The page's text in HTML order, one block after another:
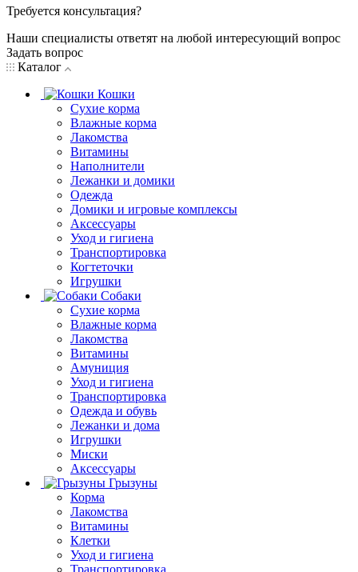
Требуется консультация?
Наши специалисты ответят на любой интересующий вопрос
Задать вопрос
Каталог
Кошки
Сухие корма
Влажные корма
Лакомства
Витамины
Наполнители
Лежанки и домики
Одежда
Домики и игровые комплексы
Аксессуары
Уход и гигиена
Транспортировка
Когтеточки
Игрушки
Собаки
Сухие корма
Влажные корма
Лакомства
Витамины
Амуниция
Уход и гигиена
Транспортировка
Одежда и обувь
Лежанки и дома
Игрушки
Миски
Аксессуары
Грызуны
Корма
Лакомства
Витамины
Клетки
Уход и гигиена
Транспортировка